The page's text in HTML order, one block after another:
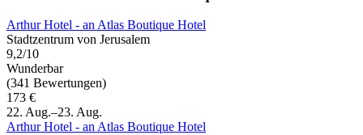
Arthur Hotel - an Atlas Boutique Hotel
Stadtzentrum von Jerusalem
9,2/10
Wunderbar
(341 Bewertungen)
173 €
22. Aug.–23. Aug.
Arthur Hotel - an Atlas Boutique Hotel